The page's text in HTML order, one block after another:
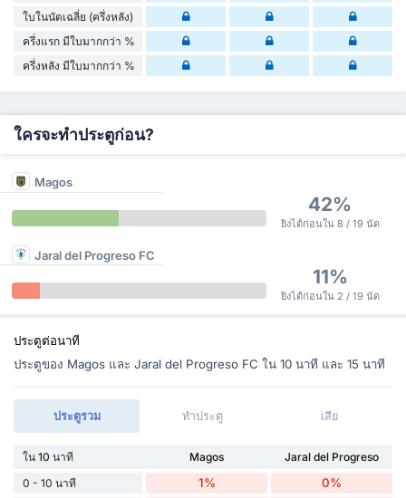
ใบในนัดเฉลี่ย (ครึ่งหลัง)
ครึ่งแรก มีใบมากกว่า %
ครึ่งหลัง มีใบมากกว่า %
ใครจะทำประตูก่อน?
Magos
42%
ยิงได้ก่อนใน 8 / 19 นัด
Jaral del Progreso FC
11%
ยิงได้ก่อนใน 2 / 19 นัด
ประตูต่อนาที
ประตูของ Magos และ Jaral del Progreso FC ใน 10 นาที และ 15 นาที
ประตูรวม ทำประตู เสีย
ใน 10 นาที Magos
Jaral del Progreso
0 - 10 นาที
1% 0%